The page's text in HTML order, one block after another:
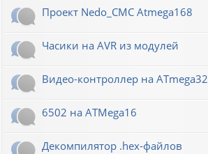
Проект Nedo_CMC Atmega168
Часики на AVR из модулей
Видео-контроллер на ATmega32
6502 на ATMega16
Декомпилятор .hex-файлов